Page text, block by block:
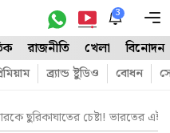
3
রাজনীতি খেলা বিনোদন
ব্র্যান্ড ষ্টুডিও বোধন
ছুরিকাঘাতের চেষ্টা! ভারতের এই